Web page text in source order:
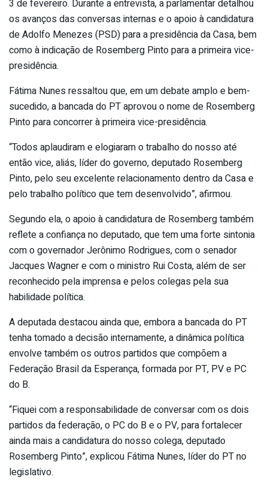
3 de fevereiro. Durante a entrevista, a parlamentar detalhou
os avanços das conversas internas e o apoio à candidatura
de Adolfo Menezes (PSD) para a presidência da Casa, bem
como à indicação de Rosemberg Pinto para a primeira vice-
presidência.
Fátima Nunes ressaltou que, em um debate amplo e bem-
sucedido, a bancada do PT aprovou o nome de Rosemberg
Pinto para concorrer à primeira vice-presidência.
“Todos aplaudiram e elogiaram o trabalho do nosso até
então vice, aliás, líder do governo, deputado Rosemberg
Pinto, pelo seu excelente relacionamento dentro da Casa e
pelo trabalho político que tem desenvolvido”, afirmou.
Segundo ela, o apoio à candidatura de Rosemberg também
reflete a confiança no deputado, que tem uma forte sintonia
com o governador Jerônimo Rodrigues, com o senador
Jacques Wagner e com o ministro Rui Costa, além de ser
reconhecido pela imprensa e pelos colegas pela sua
habilidade política.
A deputada destacou ainda que, embora a bancada do PT
tenha tomado a decisão internamente, a dinâmica política
envolve também os outros partidos que compõem a
Federação Brasil da Esperança, formada por PT, PV e PC
do B.
“Fiquei com a responsabilidade de conversar com os dois
partidos da federação, o PC do B e o PV, para fortalecer
ainda mais a candidatura do nosso colega, deputado
Rosemberg Pinto”, explicou Fátima Nunes, líder do PT no
legislativo.